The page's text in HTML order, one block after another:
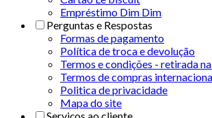
Empréstimo Dim Dim
Perguntas e Respostas
Formas de pagamento
Política de troca e devolução
Termos e condições - retirada
Termos de compras
Politica de privacidade
Mapa do site